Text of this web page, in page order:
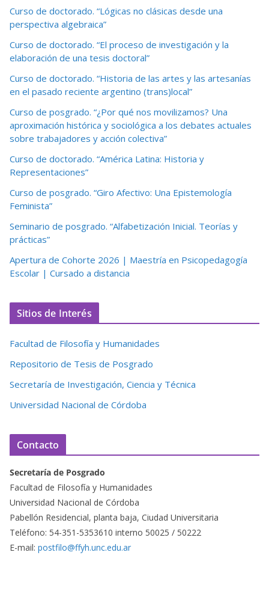
Curso de doctorado. “Lógicas no clásicas desde una
perspectiva algebraica”
Curso de doctorado. “El proceso de investigación y la
elaboración de una tesis doctoral”
Curso de doctorado. “Historia de las artes y las artesanías
en el pasado reciente argentino (trans)local”
Curso de posgrado. “¿Por qué nos movilizamos? Una
aproximación histórica y sociológica a los debates actuales
sobre trabajadores y acción colectiva”
Curso de doctorado. “América Latina: Historia y
Representaciones”
Curso de posgrado. “Giro Afectivo: Una Epistemología
Feminista”
Seminario de posgrado. “Alfabetización Inicial. Teorías y
prácticas”
Apertura de Cohorte 2026 | Maestría en Psicopedagogía
Escolar | Cursado a distancia
Sitios de Interés
Facultad de Filosofía y Humanidades
Repositorio de Tesis de Posgrado
Secretaría de Investigación, Ciencia y Técnica
Universidad Nacional de Córdoba
Contacto
Secretaría de Posgrado
Facultad de Filosofía y Humanidades
Universidad Nacional de Córdoba
Pabellón Residencial, planta baja, Ciudad Universitaria
Teléfono: 54-351-5353610 interno 50025 / 50222
E-mail: postfilo@ffyh.unc.edu.ar